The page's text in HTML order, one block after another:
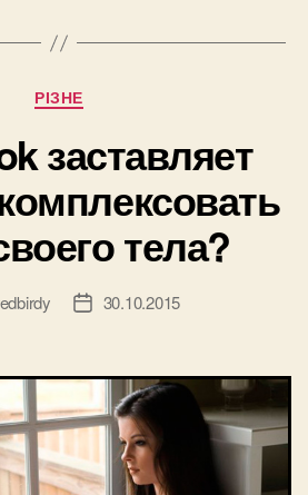
онлайн
(часть
1)”
Категорії
РІЗНЕ
заставляет
тела?
Дата30.10.2015